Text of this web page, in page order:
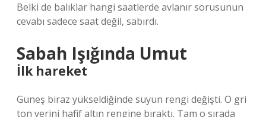
Belki de balıklar hangi saatlerde avlanır sorusunun
cevabı sadece saat değil, sabırdı.
Sabah Işığında Umut
İlk hareket
Güneş biraz yükseldiğinde suyun rengi değişti. O gri
ton yerini hafif altın rengine bıraktı. Tam o sırada